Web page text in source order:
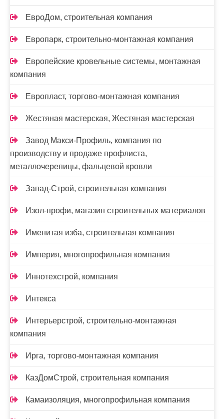
ЕвроДом, строительная компания
Европарк, строительно-монтажная компания
Европейские кровельные системы, монтажная
компания
Европласт, торгово-монтажная компания
Жестяная мастерская, Жестяная мастерская
Завод Макси-Профиль, компания по
производству и продаже профлиста,
металлочерепицы, фальцевой кровли
Запад-Строй, строительная компания
Изол-профи, магазин строительных материалов
Именитая изба, строительная компания
Империя, многопрофильная компания
Иннотехстрой, компания
Интекса
Интерьерстрой, строительно-монтажная
компания
Ирга, торгово-монтажная компания
КазДомСтрой, строительная компания
Камаизоляция, многопрофильная компания